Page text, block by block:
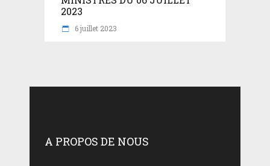
2023
6 juillet 2023
A PROPOS DE NOUS